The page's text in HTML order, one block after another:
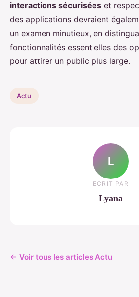
interactions sécurisées et
des applications devraient
un examen minutieux, en
fonctionnalités essentielles des
pour attirer un public plus large.
Actu
L
ECRIT PAR
Lyana
← Voir tous les articles Actu